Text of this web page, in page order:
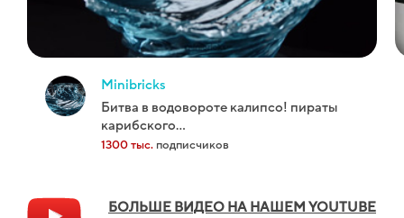
minibricks
битва в водовороте калипсо! пираты
карибского...
1300 тыс. подписчиков
БОЛЬШЕ ВИДЕО НА НАШЕМ YOUTUBE